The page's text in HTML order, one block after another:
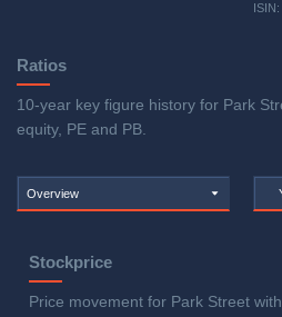
ISIN:
Ratios
10-year key figure history for Park
equity, PE and PB.
Overview
Stockprice
Price movement for Park Street